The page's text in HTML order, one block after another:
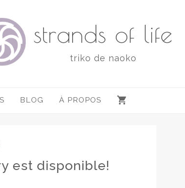
strands of life
triko de naoko
BLOG À PROPOS
est disponible!